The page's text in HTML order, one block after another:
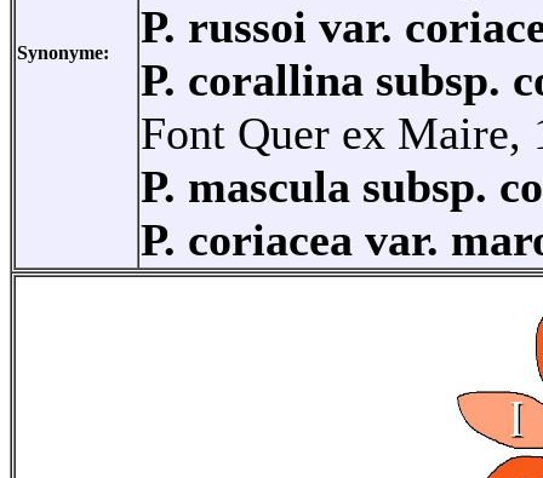
Synonyme:
P. russoi var.
P. corallina subsp.
Font Quer ex Maire,
P. mascula subsp.
P. coriacea var.